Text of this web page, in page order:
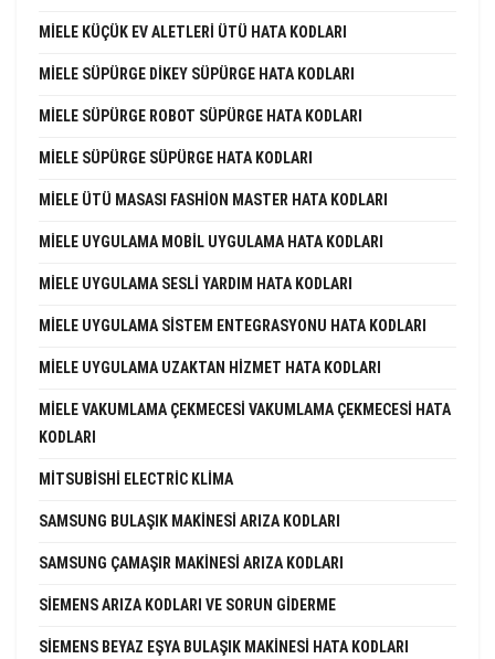
MIELE KÜÇÜK EV ALETLERI ÜTÜ HATA KODLARI
MIELE SÜPÜRGE DIKEY SÜPÜRGE HATA KODLARI
MIELE SÜPÜRGE ROBOT SÜPÜRGE HATA KODLARI
MIELE SÜPÜRGE SÜPÜRGE HATA KODLARI
MIELE ÜTÜ MASASI FASHION MASTER HATA KODLARI
MIELE UYGULAMA MOBIL UYGULAMA HATA KODLARI
MIELE UYGULAMA SESLI YARDIM HATA KODLARI
MIELE UYGULAMA SISTEM ENTEGRASYONU HATA KODLARI
MIELE UYGULAMA UZAKTAN HIZMET HATA KODLARI
MIELE VAKUMLAMA ÇEKMECESI VAKUMLAMA ÇEKMECESI HATA
KODLARI
MITSUBISHI ELECTRIC KLIMA
SAMSUNG BULAŞIK MAKINESI ARIZA KODLARI
SAMSUNG ÇAMAŞIR MAKINESI ARIZA KODLARI
SIEMENS ARIZA KODLARI VE SORUN GIDERME
SIEMENS BEYAZ EŞYA BULAŞIK MAKINESI HATA KODLARI